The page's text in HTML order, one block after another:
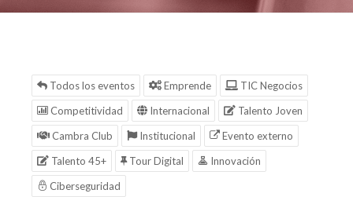
Todos los eventos Emprende
TIC Negocios
Competitividad
Internacional
Talento Joven
Cambra Club
Institucional
Evento externo
Talento 45+
Tour Digital
Innovación
Ciberseguridad